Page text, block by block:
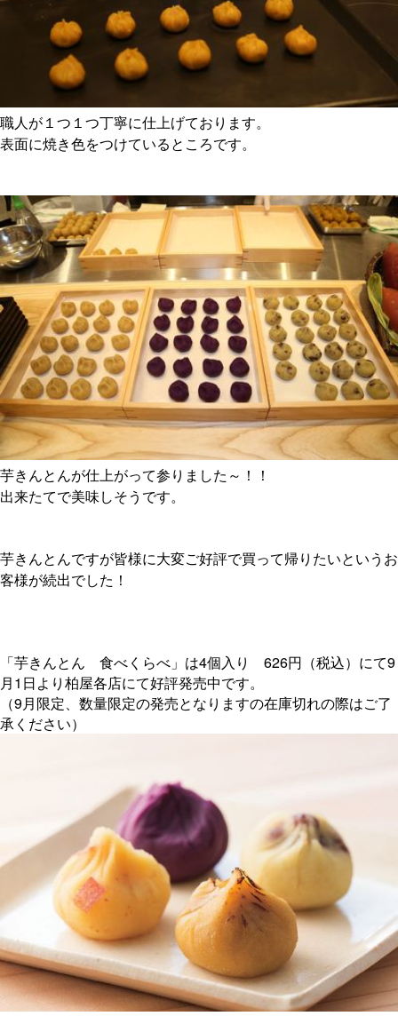
職人が１つ１つ丁寧に仕上げております。
表面に焼き色をつけているところです。
芋きんとんが仕上がって参りました～！！
出来たてで美味しそうです。
芋きんとんですが皆様に大変ご好評で買って帰りたいというお
客様が続出でした！
「芋きんとん 食べくらべ」は4個入り 626円（税込）にて9
月1日より柏屋各店にて好評発売中です。
（9月限定、数量限定の発売となりますの在庫切れの際はご了
承ください）